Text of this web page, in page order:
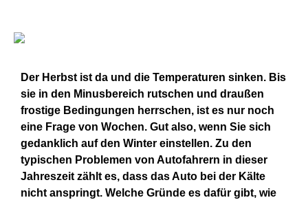
Der Herbst ist da und die Temperaturen sinken. Bis
sie in den Minusbereich rutschen und draußen
frostige Bedingungen herrschen, ist es nur noch
eine Frage von Wochen. Gut also, wenn Sie sich
gedanklich auf den Winter einstellen. Zu den
typischen Problemen von Autofahrern in dieser
Jahreszeit zählt es, dass das Auto bei der Kälte
nicht anspringt. Welche Gründe es dafür gibt, wie